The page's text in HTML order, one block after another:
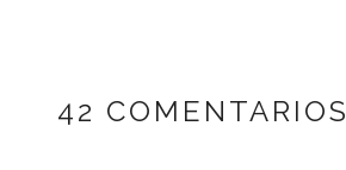
42 COMENTARIOS